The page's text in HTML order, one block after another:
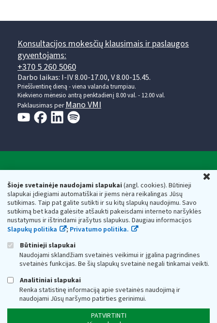
Šioje svetainėje naudojami slapukai(angl. cookies). Būtinieji
slapukai įdiegiami automatiškai ir jiems nėra reikalingas Jūsų
sutikimas. Taip pat galite sutikti ir su kitų slapukų naudojimu. Savo
sutikimą bet kada galėsite atšaukti pakeisdami interneto naršyklės
nustatymus ir ištrindami įrašytus slapukus. Daugiau informacijos
Slapukų politika
; Privatumo politika.
Būtinieji slapukai
Naudojami sklandžiam svetainės veikimui ir įgalina pagrindines
svetainės funkcijas. Be šių slapukų svetainė negali tinkamai veikti.
Analitiniai slapukai
Renka statistinę informaciją apie svetainės naudojimą ir
naudojami Jūsų naršymo patirties gerinimui.
PATVIRTINTI
Konsultacijos mokesčių klausimais ir paslaugos
gyventojams:
+370 5 260 5060
Darbo laikas: I-IV 8.00-17.00, V 8.00-15.45.
Prieššventinę dieną - viena valanda trumpiau.
Kiekvieno mėnesio antrą penktadienį 8.00 val. - 12.00 val.
Paklausimas per Mano VMI
Respublikos finansų ministerijos
Biudžetinė įstaiga. Juridinio asmens kodas — 188659752,
adresas: Vasario 16-osios g. 14, 01107 Vilnius, Lietuva, el.paštas:
vmi@vmi.lt, E. pristatymo dėžutės adresas 188659752
Duomenys apie Valstybinę mokesčių inspekciją prie Lietuvos
Respublikos finansų ministerijos kaupiami ir saugomi Juridinių